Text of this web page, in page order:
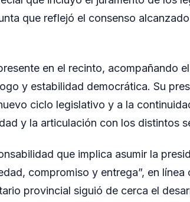
que reflejó el consenso
en el recinto, acompañando
y estabilidad democrática. Su
ciclo legislativo y a la
y la articulación con los distintos
que implica asumir la
compromiso y entrega”, en línea
provincial siguió de cerca el